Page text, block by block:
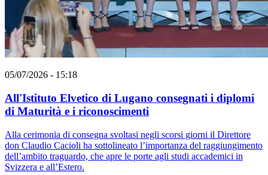
05/07/2026 - 15:18
All'Istituto Elvetico di Lugano consegnati i diplomi
di Maturità e i riconoscimenti
Alla cerimonia di consegna svoltasi negli scorsi giorni il Direttore
don Claudio Cacioli ha sottolineato l’importanza del raggiungimento
dell’ambito traguardo, che apre le porte agli studi accademici in
Svizzera e all’Estero.